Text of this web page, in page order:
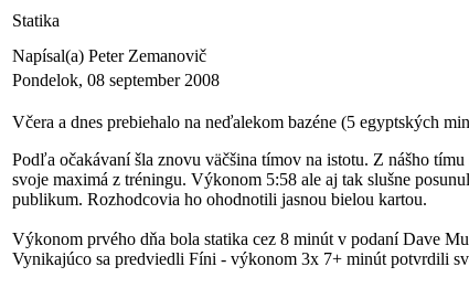
Statika
Napísal(a) Peter Zemanovič
Pondelok, 08 september 2008
Včera a dnes prebiehalo na neďalekom bazéne (5 egyptských
Podľa očakávaní šla znovu väčšina tímov na istotu. Z nášho
svoje maximá z tréningu. Výkonom 5:58 ale aj tak slušne
publikum. Rozhodcovia ho ohodnotili jasnou bielou kartou.
Výkonom prvého dňa bola statika cez 8 minút v podaní Dave
Vynikajúco sa predviedli Fíni - výkonom 3x 7+ minút potvrdili